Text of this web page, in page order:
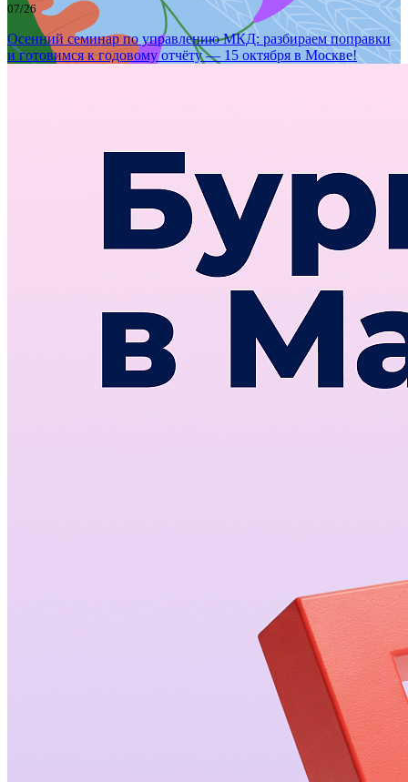
07/26
Осенний семинар по управлению МКД: разбираем поправки
и готовимся к годовому отчёту — 15 октября в Москве!